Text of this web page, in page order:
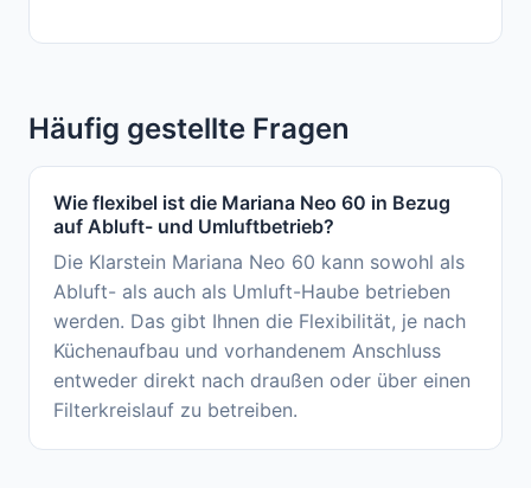
Häufig gestellte Fragen
Wie flexibel ist die Mariana Neo 60 in Bezug
auf Abluft- und Umluftbetrieb?
Die Klarstein Mariana Neo 60 kann sowohl als
Abluft- als auch als Umluft-Haube betrieben
werden. Das gibt Ihnen die Flexibilität, je nach
Küchenaufbau und vorhandenem Anschluss
entweder direkt nach draußen oder über einen
Filterkreislauf zu betreiben.